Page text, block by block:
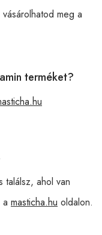
meg a
terméket?
találsz, ahol van
masticha.hu oldalon.